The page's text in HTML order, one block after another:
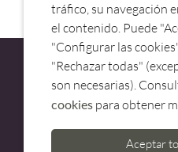
ATENCIÓN
tráfico, su navegación
el contenido. Puede
"Configurar las
"Rechazar todas"
son necesarias).
cookies para obtener
Aceptar